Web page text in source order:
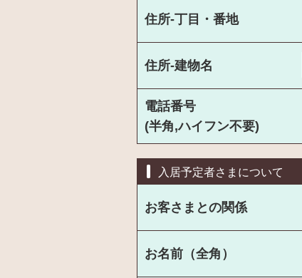
住所-丁目・番地
住所-建物名
電話番号
(半角,ハイフン不要)
入居予定者さまについて
お客さまとの関係
お名前（全角）